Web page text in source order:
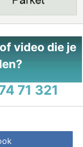
video die je
71 321